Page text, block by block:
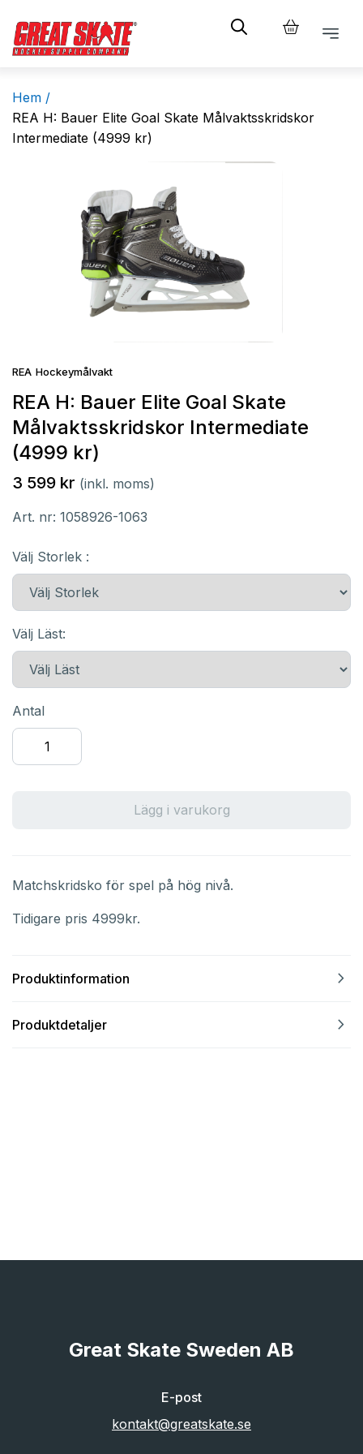
Hem /
REA H: Bauer Elite Goal Skate Målvaktsskridskor
Intermediate (4999 kr)
REA Hockeymålvakt
REA H: Bauer Elite Goal Skate
Målvaktsskridskor Intermediate
(4999 kr)
3 599 kr (inkl. moms)
Art. nr: 1058926-1063
Välj Storlek :
Välj Läst:
Antal
Lägg i varukorg
Matchskridsko för spel på hög nivå.
Tidigare pris 4999kr.
Produktinformation navigate_next
Produktdetaljer navigate_next
Great Skate Sweden AB
E-post
kontakt@greatskate.se